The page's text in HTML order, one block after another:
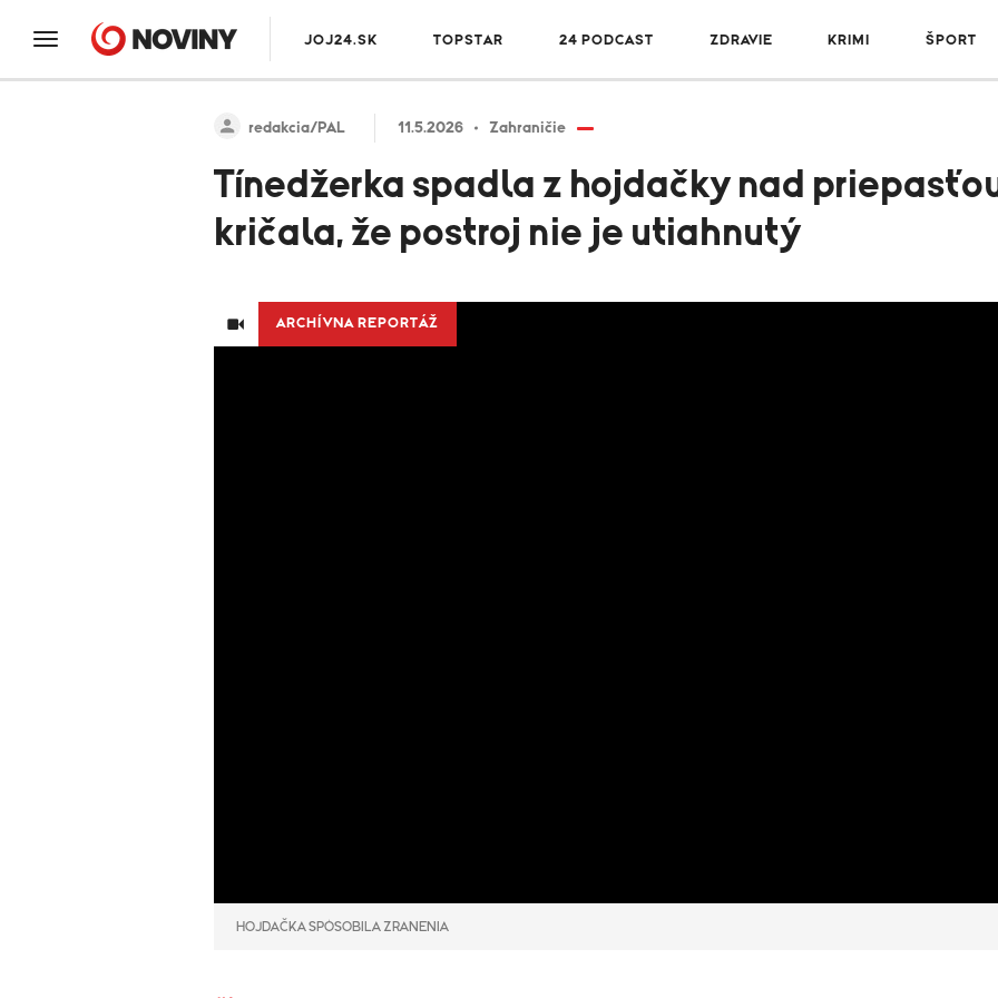
JOJ24.SK TOPSTAR 24 PODCAST ZDRAVIE KRIMI ŠPORT
redakcia/PAL 11.5.2026 Zahraničie
Tínedžerka spadla z hojdačky nad
kričala, že postroj nie je utiahnutý
ARCHÍVNA REPORTÁŽ
HOJDAČKA SPÔSOBILA ZRANENIA